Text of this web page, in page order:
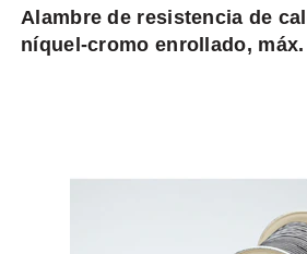
Alambre de resistencia de
níquel-cromo enrollado, máx.